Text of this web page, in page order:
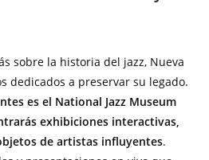
sobre la historia del jazz, Nueva
dedicados a preservar su legado.
es el National Jazz Museum
exhibiciones interactivas,
de artistas influyentes.